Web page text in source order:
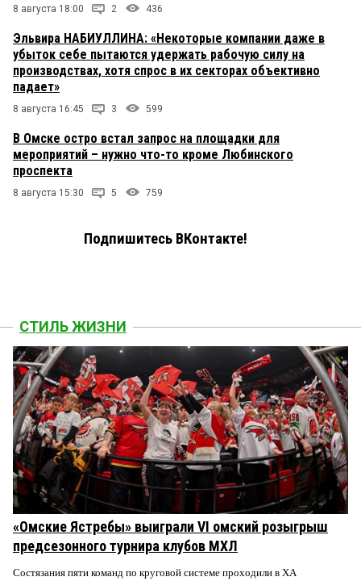
8 августа 18:00 2 436
Эльвира НАБИУЛЛИНА: «Некоторые компании даже в
убыток себе пытаются удержать рабочую силу на
производствах, хотя спрос в их секторах объективно
падает»
8 августа 16:45 3 599
В Омске остро встал запрос на площадки для
мероприятий – нужно что-то кроме Любинского
проспекта
8 августа 15:30 5 759
Подпишитесь ВКонтакте!
СТИЛЬ ЖИЗНИ
«Омские Ястребы» выиграли VI омский розыгрыш
предсезонного турнира клубов МХЛ
Состязания пяти команд по круговой системе проходили в ХА